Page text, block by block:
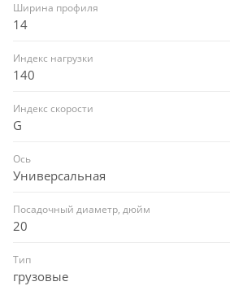
Ширина профиля
14
Индекс нагрузки
140
Индекс скорости
G
Ось
Универсальная
Посадочный диаметр, дюйм
20
Тип
грузовые